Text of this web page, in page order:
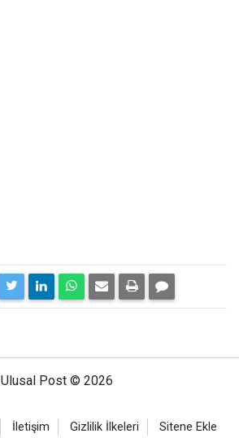
Ulusal Post © 2026
İletişim Gizlilik İlkeleri Sitene Ekle